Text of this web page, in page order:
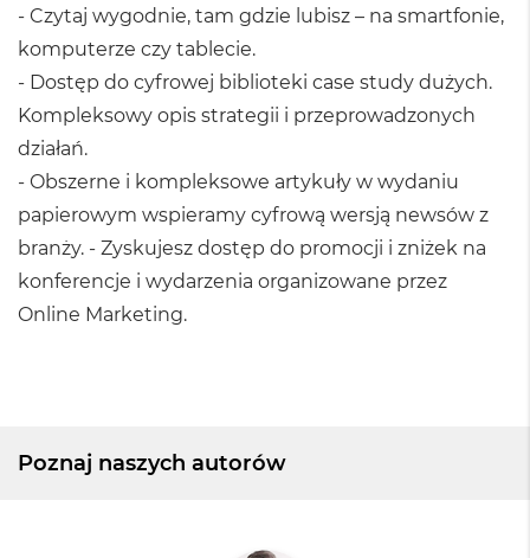
- Czytaj wygodnie, tam gdzie lubisz – na smartfonie,
komputerze czy tablecie.
- Dostęp do cyfrowej biblioteki case study dużych.
Kompleksowy opis strategii i przeprowadzonych
działań.
- Obszerne i kompleksowe artykuły w wydaniu
papierowym wspieramy cyfrową wersją newsów z
branży. - Zyskujesz dostęp do promocji i zniżek na
konferencje i wydarzenia organizowane przez
Online Marketing.
Poznaj naszych autorów